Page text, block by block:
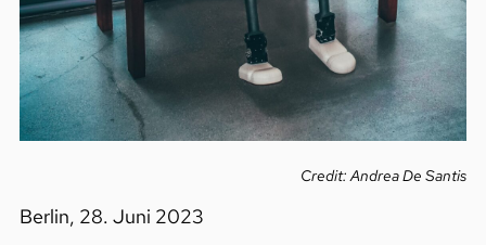
Credit: Andrea De Santis
Berlin, 28. Juni 2023